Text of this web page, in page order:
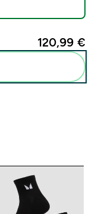
120,99 €‎